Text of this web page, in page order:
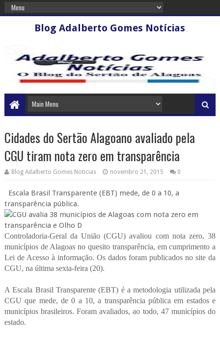
Blog Adalberto Gomes Notícias
Cidades do Sertão Alagoano avaliado pela
CGU tiram nota zero em transparência
Blog Adalberto Gomes Noticias novembro 21, 2015 0
Escala Brasil Transparente (EBT) mede, de 0 a 10, a
transparência pública.
Controladoria-Geral da União (CGU) avaliou com nota zero, 38
municípios de Alagoas no quesito transparência, em cumprimento a
Lei de Acesso à informação. Os dados foram publicados no site da
CGU, na última sexta-feira (20).
A Escala Brasil Transparente (EBT) é a metodologia utilizada pela
CGU que mede, de 0 a 10, a transparência pública em estados e
municípios brasileiros. Foram avaliados, ao todo, 47 municípios do
estado.